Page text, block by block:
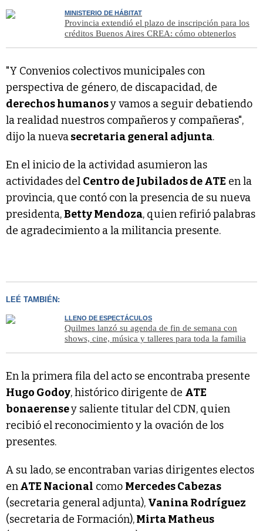
MINISTERIO DE HÁBITAT
Provincia extendió el plazo de inscripción para los
créditos Buenos Aires CREA: cómo obtenerlos
"Y Convenios colectivos municipales con
perspectiva de género, de discapacidad, de
derechos humanosy vamos a seguir debatiendo
la realidad nuestros compañeros y compañeras",
dijo la nuevasecretaria general adjunta.
En el inicio de la actividad asumieron las
actividades del Centro de Jubilados de ATE en la
provincia, que contó con la presencia de su nueva
presidenta,Betty Mendoza, quien refirió palabras
de agradecimiento a la militancia presente.
LEÉ TAMBIÉN:
LLENO DE ESPECTÁCULOS
Quilmes lanzó su agenda de fin de semana con
shows, cine, música y talleres para toda la familia
En la primera fila del acto se encontraba presente
Hugo Godoy, histórico dirigente de ATE
bonaerensey saliente titular del CDN, quien
recibió el reconocimiento y la ovación de los
presentes.
A su lado, se encontraban varias dirigentes electos
enATE Nacional como Mercedes Cabezas
(secretaria general adjunta), Vanina Rodríguez
(secretaria de Formación),Mirta Matheus